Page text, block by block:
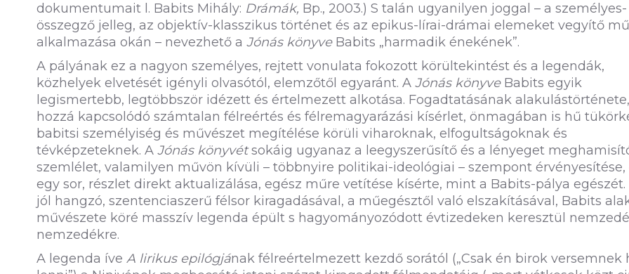
dokumentumait l. Babits Mihály: Drámák, Bp., 2003.) S talán ugyanilyen joggal – a személyes-
összegző jelleg, az objektív-klasszikus történet és az epikus-lírai-drámai elemeket vegyítő
alkalmazása okán – nevezhető a Jónás könyveBabits „harmadik énekének”.
A pályának ez a nagyon személyes, rejtett vonulata fokozott körültekintést és a legendák,
közhelyek elvetését igényli olvasótól, elemzőtől egyaránt. A Jónás könyveBabits egyik
legismertebb, legtöbbször idézett és értelmezett alkotása. Fogadtatásának
hozzá kapcsolódó számtalan félreértés és félremagyarázási kísérlet, önmagában is hű
babitsi személyiség és művészet megítélése körüli viharoknak, elfogultságoknak és
tévképzeteknek. A Jónás könyvétsokáig ugyanaz a leegyszerűsítő és a lényeget
szemlélet, valamilyen művön kívüli – többnyire politikai-ideológiai – szempont érvényesítése,
egy sor, részlet direkt aktualizálása, egész műre vetítése kísérte, mint a Babits-pálya egészét.
jól hangzó, szentenciaszerű félsor kiragadásával, a műegésztől való elszakításával, Babits
művészete köré masszív legenda épült s hagyományozódott évtizedeken keresztül
nemzedékre.
A legenda íve A lirikus epilógjának félreértelmezett kezdő sorától („Csak én birok versemnek